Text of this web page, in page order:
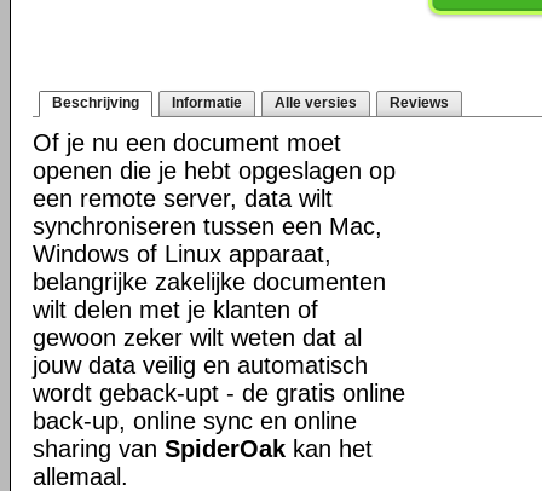
Beschrijving Informatie Alle versies Reviews
Of je nu een document moet
openen die je hebt opgeslagen op
een remote server, data wilt
synchroniseren tussen een Mac,
Windows of Linux apparaat,
belangrijke zakelijke documenten
wilt delen met je klanten of
gewoon zeker wilt weten dat al
jouw data veilig en automatisch
wordt geback-upt - de gratis online
back-up, online sync en online
sharing van SpiderOak kan het
allemaal.